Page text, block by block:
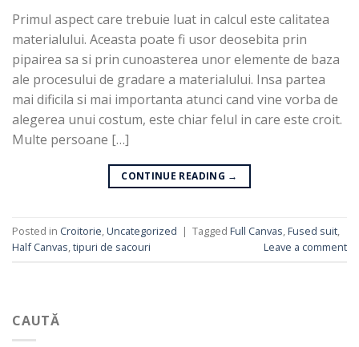
CAUTĂ
Primul aspect care trebuie luat in calcul este calitatea
materialului. Aceasta poate fi usor deosebita prin
pipairea sa si prin cunoasterea unor elemente de baza
ale procesului de gradare a materialului. Insa partea
mai dificila si mai importanta atunci cand vine vorba de
alegerea unui costum, este chiar felul in care este croit.
Multe persoane […]
CONTINUE READING →
Posted in Croitorie,Uncategorized | Tagged Full Canvas,Fused suit,
Half Canvas,tipuri de sacouri Leave a comment